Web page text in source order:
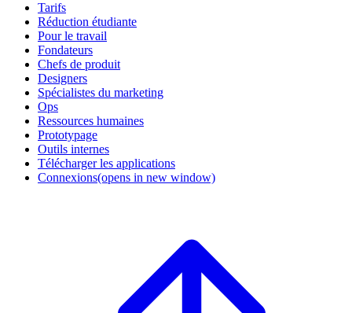
Tarifs
Réduction étudiante
Pour le travail
Fondateurs
Chefs de produit
Designers
Spécialistes du marketing
Ops
Ressources humaines
Prototypage
Outils internes
Télécharger les applications
Connexions(opens in new window)